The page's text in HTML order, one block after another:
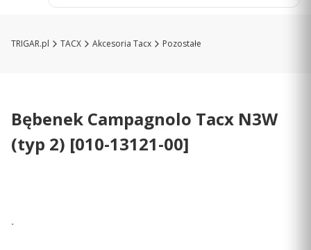
TRIGAR.pl TACX Akcesoria Tacx Pozostałe
Bębenek Campagnolo Tacx N3W
(typ 2) [010-13121-00]